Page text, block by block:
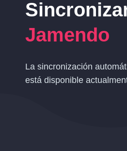
Jamendo
La sincronización
está disponible